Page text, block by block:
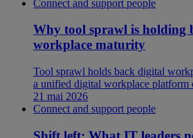
Connect and support people
Why tool sprawl is holding
workplace maturity
Tool sprawl holds back digital
a unified digital workplace platform
21 mai 2026
Connect and support people